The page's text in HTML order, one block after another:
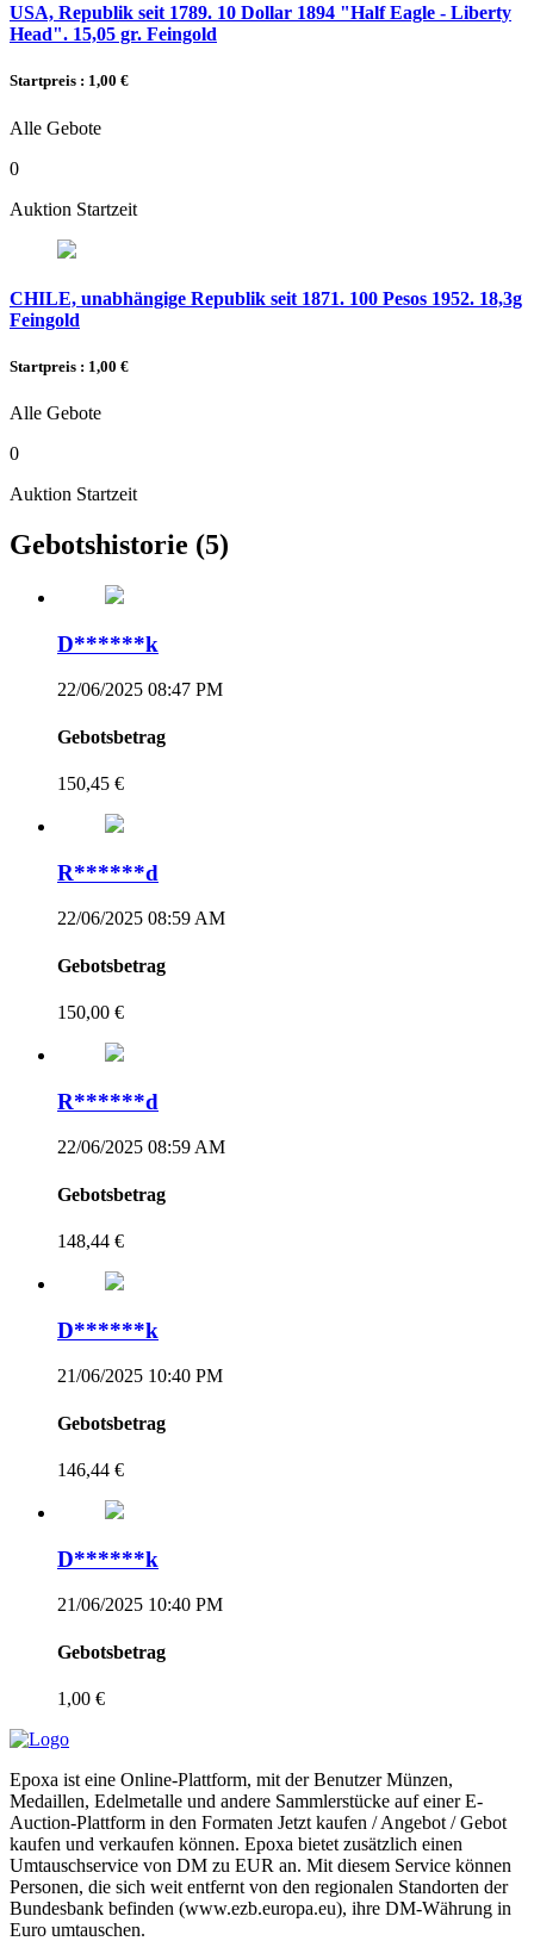
USA, Republik seit 1789. 10 Dollar 1894 "Half Eagle - Liberty
Head". 15,05 gr. Feingold
Startpreis : 1,00 €
Alle Gebote
0
Auktion Startzeit
CHILE, unabhängige Republik seit 1871. 100 Pesos 1952. 18,3g
Feingold
Startpreis : 1,00 €
Alle Gebote
0
Auktion Startzeit
Gebotshistorie (5)
D******k
22/06/2025 08:47 PM
Gebotsbetrag
150,45 €
R******d
22/06/2025 08:59 AM
Gebotsbetrag
150,00 €
R******d
22/06/2025 08:59 AM
Gebotsbetrag
148,44 €
D******k
21/06/2025 10:40 PM
Gebotsbetrag
146,44 €
D******k
21/06/2025 10:40 PM
Gebotsbetrag
1,00 €
Epoxa ist eine Online-Plattform, mit der Benutzer Münzen,
Medaillen, Edelmetalle und andere Sammlerstücke auf einer E-
Auction-Plattform in den Formaten Jetzt kaufen / Angebot / Gebot
kaufen und verkaufen können. Epoxa bietet zusätzlich einen
Umtauschservice von DM zu EUR an. Mit diesem Service können
Personen, die sich weit entfernt von den regionalen Standorten der
Bundesbank befinden (www.ezb.europa.eu), ihre DM-Währung in
Euro umtauschen.